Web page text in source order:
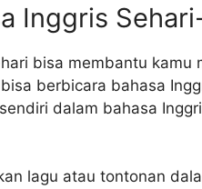
Inggris
bisa membantu kamu
berbicara bahasa
dalam bahasa
lagu atau tontonan